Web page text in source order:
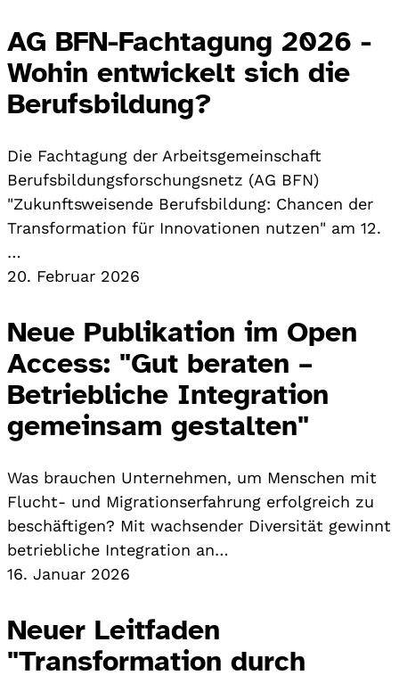
AG BFN-Fachtagung 2026 -
Wohin entwickelt sich die
Berufsbildung?
Die Fachtagung der Arbeitsgemeinschaft
Berufsbildungsforschungsnetz (AG BFN)
"Zukunftsweisende Berufsbildung: Chancen der
Transformation für Innovationen nutzen" am 12.
…
20. Februar 2026
Neue Publikation im Open
Access: "Gut beraten –
Betriebliche Integration
gemeinsam gestalten"
Was brauchen Unternehmen, um Menschen mit
Flucht- und Migrationserfahrung erfolgreich zu
beschäftigen? Mit wachsender Diversität gewinnt
betriebliche Integration an…
16. Januar 2026
Neuer Leitfaden
"Transformation durch